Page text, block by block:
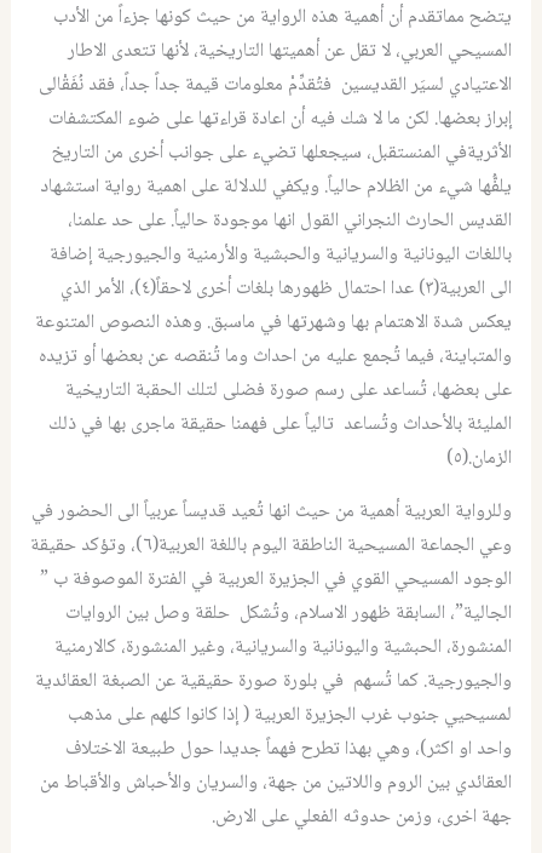
يتضح مماتقدم أن أهمية هذه الرواية من حيث كونها جزءاً من الأدب
المسيحي العربي، لا تقل عن أهميتها التاريخية، لأنها تتعدى الاطار
الاعتيادي لسيَر القديسين فتُقدِّمْ معلومات قيمة جداً جداً، فقد نُفَقْالى
إبراز بعضها. لكن ما لا شك فيه أن اعادة قراءتها على ضوء المكتشفات
الأثريةفي المنستقبل، سيجعلها تضيء على جوانب أخرى من التاريخ
يلفُّها شيء من الظلام حالياً. ويكفي للدلالة على اهمية رواية استشهاد
القديس الحارث النجراني القول انها موجودة حالياً. على حد علمنا،
باللغات اليونانية والسريانية والحبشية والأرمنية والجيورجية إضافة
الى العربية(٣) عدا احتمال ظهورها بلغات أخرى لاحقاً(٤)، الأمر الذي
يعكس شدة الاهتمام بها وشهرتها في ماسبق. وهذه النصوص المتنوعة
والمتباينة، فيما تُجمع عليه من احداث وما تُنقصه عن بعضها أو تزيده
على بعضها، تُساعد على رسم صورة فضلى لتلك الحقبة التاريخية
المليئة بالأحداث وتُساعد تالياً على فهمنا حقيقة ماجرى بها في ذلك
الزمان.(٥)
وللرواية العربية أهمية من حيث انها تُعيد قديساً عربياً الى الحضور في
وعي الجماعة المسيحية الناطقة اليوم باللغة العربية(٦)، وتؤكد حقيقة
الوجود المسيحي القوي في الجزيرة العربية في الفترة الموصوفة ب ”
الجالية”، السابقة ظهور الاسلام، وتُشكل حلقة وصل بين الروايات
المنشورة، الحبشية واليونانية والسريانية، وغير المنشورة، كالارمنية
والجيورجية. كما تُسهم في بلورة صورة حقيقية عن الصبغة العقائدية
لمسيحيي جنوب غرب الجزيرة العربية ( إذا كانوا كلهم على مذهب
واحد او اكثر)، وهي بهذا تطرح فهماً جديدا حول طبيعة الاختلاف
العقائدي بين الروم واللاتين من جهة، والسريان والأحباش والأقباط من
جهة اخرى، وزمن حدوثه الفعلي على الارض.